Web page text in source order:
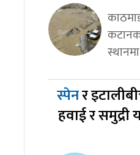
स्थानमा
स्पेनर
हवाई र समुद्री